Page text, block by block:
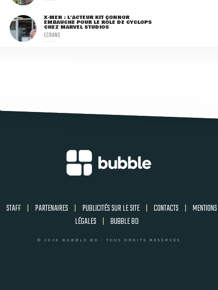
X-MEN : L'ACTEUR KIT CONNOR
EMBAUCHÉ POUR LE RÔLE DE CYCLOPS
CHEZ MARVEL STUDIOS
ECRANS
STAFF | PARTENAIRES | PUBLICITÉS SUR LE SITE | CONTACTS | MENTIONS
LÉGALES | BUBBLE BD
© 2026 BUBBLE BD - TOUS DROITS RÉSERVÉS